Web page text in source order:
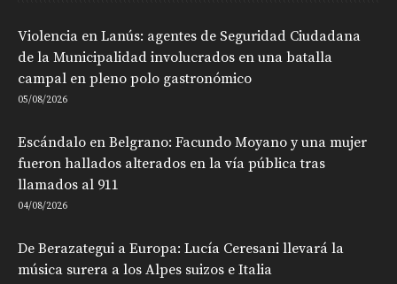
Violencia en Lanús: agentes de Seguridad Ciudadana
de la Municipalidad involucrados en una batalla
campal en pleno polo gastronómico
05/08/2026
Escándalo en Belgrano: Facundo Moyano y una mujer
fueron hallados alterados en la vía pública tras
llamados al 911
04/08/2026
De Berazategui a Europa: Lucía Ceresani llevará la
música surera a los Alpes suizos e Italia